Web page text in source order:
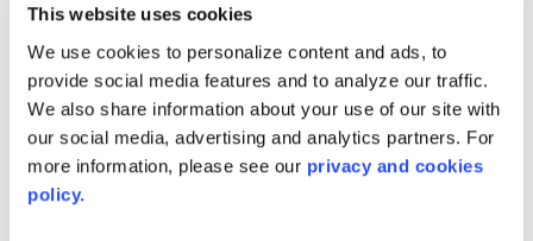
This website uses cookies
We use cookies to personalize content and ads, to
provide social media features and to analyze our traffic.
We also share information about your use of our site with
our social media, advertising and analytics partners. For
more information, please see our privacy and cookies
policy.